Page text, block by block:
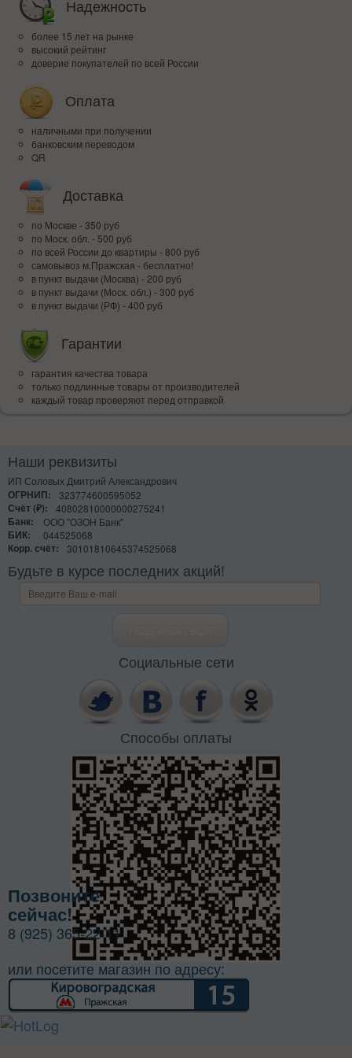
Надежность
более 15 лет на рынке
высокий рейтинг
доверие покупателей по всей России
Оплата
наличными при получении
банковским переводом
QR
Доставка
по Москве - 350 руб
по Моск. обл. - 500 руб
по всей Росcии до квартиры - 800 руб
самовывоз м.Пражская - бесплатно!
в пункт выдачи (Москва) - 200 руб
в пункт выдачи (Моск. обл.) - 300 руб
в пункт выдачи (РФ) - 400 руб
Гарантии
гарантия качества товара
только подлинные товары от производителей
каждый товар проверяют перед отправкой
Наши реквизиты
ИП Соловых Дмитрий Александрович
ОГРНИП:
323774600595052
Счёт (₽):
40802810000000275241
Банк:
ООО "ОЗОН Банк"
БИК:
044525068
Корр. счёт:
30101810645374525068
Будьте в курсе последних акций!
Социальные сети
Способы оплаты
Позвоните
сейчас!
8 (925) 365-22-11
или посетите магазин по адресу: